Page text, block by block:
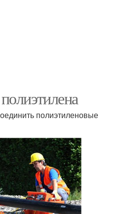
полиэтиленовые